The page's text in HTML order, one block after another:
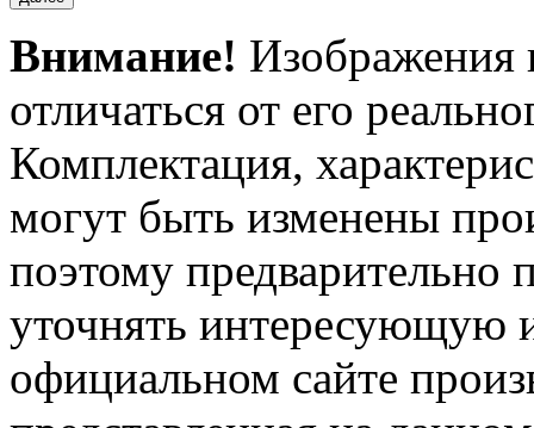
Внимание! Изображения
отличаться от его
Комплектация,
могут быть изменены
поэтому предварительно
уточнять интересующую
официальном сайте